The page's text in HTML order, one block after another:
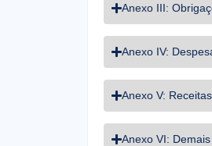
Anexo III:
Anexo IV:
Anexo V:
Anexo VI: